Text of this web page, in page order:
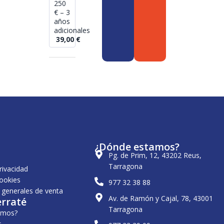
250
€ – 3
años
adicionales
39,00 €
de venta
¿Dónde estamos?
Pg. de Prim, 12, 43202 Reus,
Tarragona
977 32 38 88
Av. de Ramón y Cajal, 78, 43001
Tarragona